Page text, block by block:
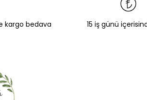
kargo bedava 15 iş günü